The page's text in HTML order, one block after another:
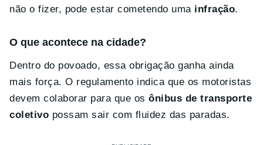
não o fizer, pode estar cometendo uma infração.
O que acontece na cidade?
Dentro do povoado, essa obrigação ganha ainda
mais força. O regulamento indica que os motoristas
devem colaborar para que osônibus de transporte
coletivo possam sair com fluidez das paradas.